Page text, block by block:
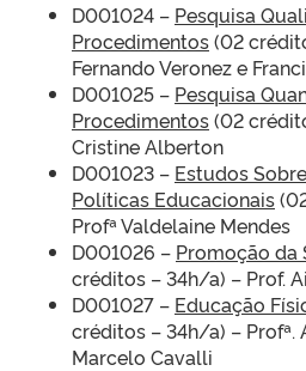
D001024 – Pesquisa
Procedimentos(02
Fernando Veronez e
D001025 – Pesquisa
Procedimentos(02
Cristine Alberton
D001023 – Estudos
Políticas Educacionais
Profª Valdelaine Mendes
D001026 – Promoção da
créditos – 34h/a) – Prof.
D001027 – Educação
créditos – 34h/a) – Profª.
Marcelo Cavalli